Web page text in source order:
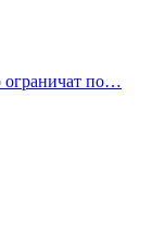
ограничат по…